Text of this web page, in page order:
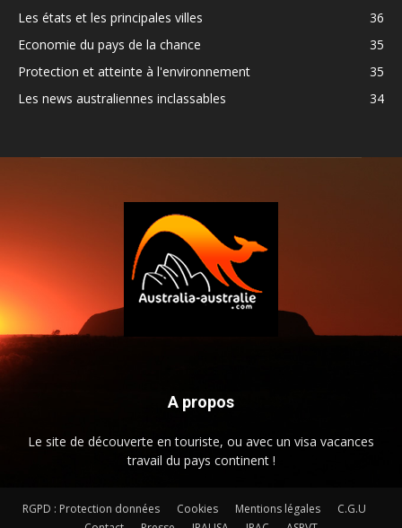
Les états et les principales villes
36
Economie du pays de la chance
35
Protection et atteinte à l'environnement
35
Les news australiennes inclassables
34
A propos
Le site de découverte en touriste, ou avec un visa vacances
travail du pays continent !
RGPD : Protection données Cookies Mentions légales
C.G.U